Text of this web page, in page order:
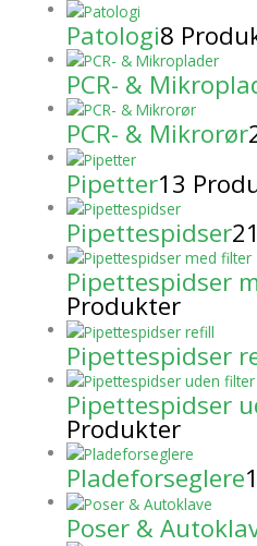
Patologi8
PCR- &
PCR- & Mikrorør
Pipetter13
Pipettespidser
Pipettespidser
Produkter
Pipettespidser
Pipettespidser
Produkter
Pladeforseglere
Poser &